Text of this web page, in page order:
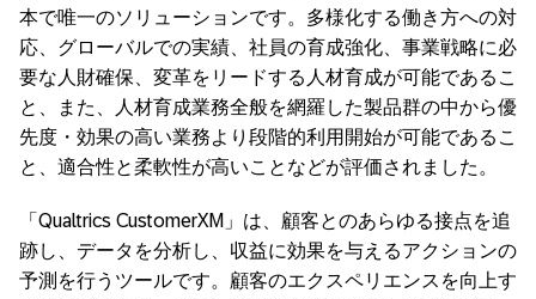
本で唯一のソリューションです。多様化する働き方への対
応、グローバルでの実績、社員の育成強化、事業戦略に必
要な人財確保、変革をリードする人材育成が可能であるこ
と、また、人材育成業務全般を網羅した製品群の中から優
先度・効果の高い業務より段階的利用開始が可能であるこ
と、適合性と柔軟性が高いことなどが評価されました。
「Qualtrics CustomerXM」は、顧客とのあらゆる接点を追
跡し、データを分析し、収益に効果を与えるアクションの
予測を行うツールです。顧客のエクスペリエンスを向上す